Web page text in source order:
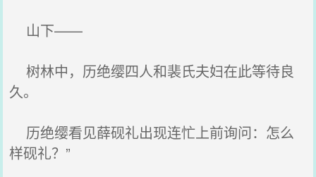
山下——
树林中，历绝缨四人和裴氏夫妇在此等待良
久。
历绝缨看见薛砚礼出现连忙上前询问：怎么
样砚礼？”